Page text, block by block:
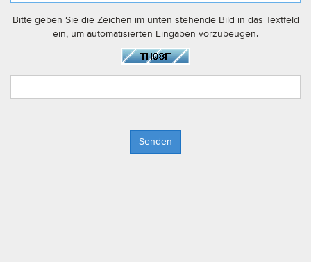
Bitte geben Sie die Zeichen im unten stehende Bild in das Textfeld
ein, um automatisierten Eingaben vorzubeugen.
Senden